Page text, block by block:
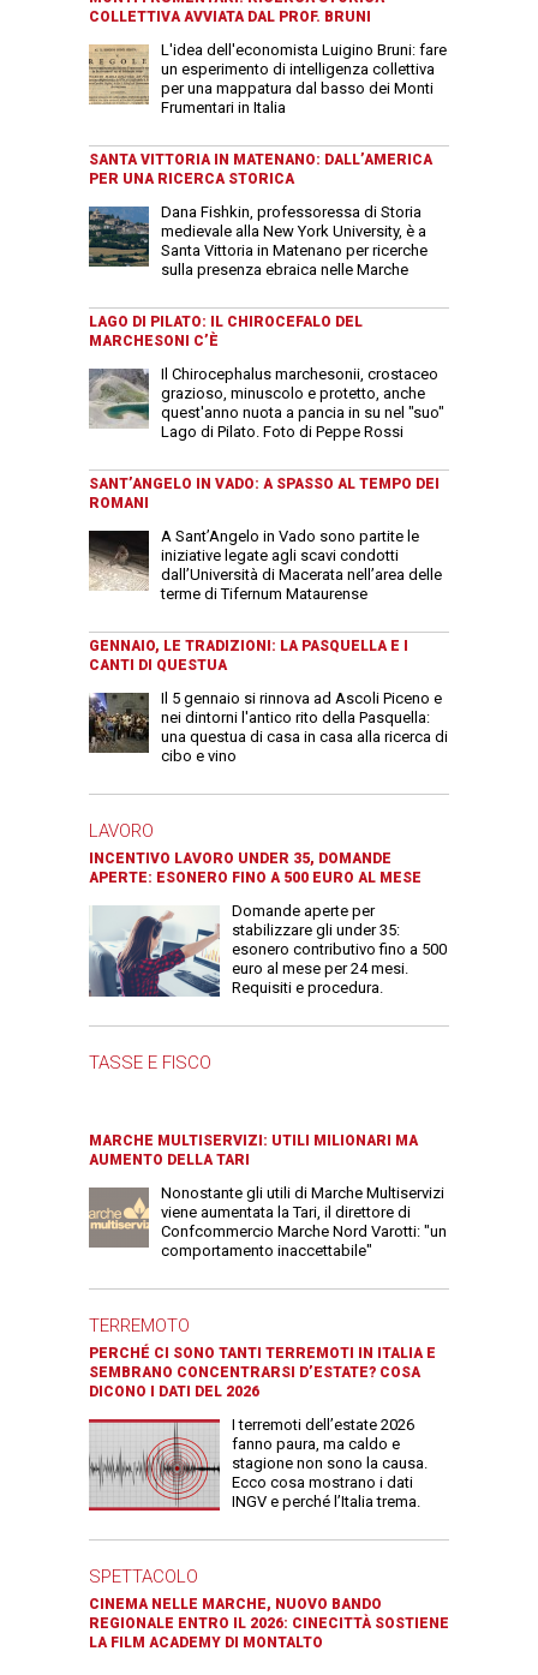
COLLETTIVA AVVIATA DAL PROF. BRUNI
L'idea dell'economista Luigino Bruni: fare
un esperimento di intelligenza collettiva
per una mappatura dal basso dei Monti
Frumentari in Italia
SANTA VITTORIA IN MATENANO: DALL’AMERICA
PER UNA RICERCA STORICA
Dana Fishkin, professoressa di Storia
medievale alla New York University, è a
Santa Vittoria in Matenano per ricerche
sulla presenza ebraica nelle Marche
LAGO DI PILATO: IL CHIROCEFALO DEL
MARCHESONI C’È
Il Chirocephalus marchesonii, crostaceo
grazioso, minuscolo e protetto, anche
quest'anno nuota a pancia in su nel "suo"
Lago di Pilato. Foto di Peppe Rossi
SANT’ANGELO IN VADO: A SPASSO AL TEMPO DEI
ROMANI
A Sant’Angelo in Vado sono partite le
iniziative legate agli scavi condotti
dall’Università di Macerata nell’area delle
terme di Tifernum Mataurense
GENNAIO, LE TRADIZIONI: LA PASQUELLA E I
CANTI DI QUESTUA
Il 5 gennaio si rinnova ad Ascoli Piceno e
nei dintorni l'antico rito della Pasquella:
una questua di casa in casa alla ricerca di
cibo e vino
LAVORO
INCENTIVO LAVORO UNDER 35, DOMANDE
APERTE: ESONERO FINO A 500 EURO AL MESE
Domande aperte per
stabilizzare gli under 35:
esonero contributivo fino a 500
euro al mese per 24 mesi.
Requisiti e procedura.
TASSE E FISCO
MARCHE MULTISERVIZI: UTILI MILIONARI MA
AUMENTO DELLA TARI
Nonostante gli utili di Marche Multiservizi
viene aumentata la Tari, il direttore di
Confcommercio Marche Nord Varotti: "un
comportamento inaccettabile"
TERREMOTO
PERCHÉ CI SONO TANTI TERREMOTI IN ITALIA E
SEMBRANO CONCENTRARSI D’ESTATE? COSA
DICONO I DATI DEL 2026
I terremoti dell’estate 2026
fanno paura, ma caldo e
stagione non sono la causa.
Ecco cosa mostrano i dati
INGV e perché l’Italia trema.
SPETTACOLO
CINEMA NELLE MARCHE, NUOVO BANDO
REGIONALE ENTRO IL 2026: CINECITTÀ SOSTIENE
LA FILM ACADEMY DI MONTALTO